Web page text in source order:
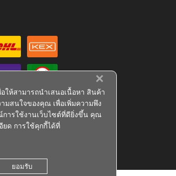
×
อให้สามารถนำเสนอเนื้อหา สินค้า
มสนใจของคุณ เพื่อเพิ่มความพึง
ารใช้งานเว็บไซต์ที่ดียิ่งขึ้น คุณ
ยด การใช้คุกกี้ได้ที่
ยอมรับ